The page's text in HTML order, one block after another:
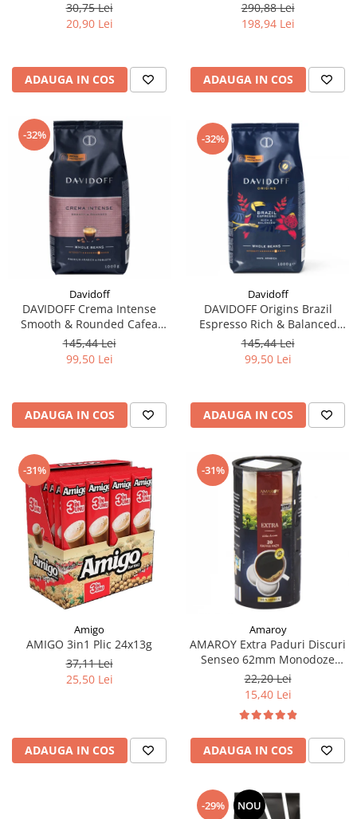
filtre de Ceai
30,75 Lei
20,90 Lei
ADAUGA IN COS
2x1Kg
290,88 Lei
198,94 Lei
ADAUGA IN COS
-32%
Davidoff
DAVIDOFF Crema Intense
Smooth & Rounded Cafea
Boabe 1Kg
145,44 Lei
99,50 Lei
ADAUGA IN COS
-32%
Davidoff
DAVIDOFF Origins Brazil
Espresso Rich & Balanced
Cafea Boabe 1Kg
145,44 Lei
99,50 Lei
ADAUGA IN COS
-31%
Amigo
AMIGO 3in1 Plic 24x13g
37,11 Lei
25,50 Lei
ADAUGA IN COS
-31%
Amaroy
AMAROY Extra Paduri Discuri
Senseo 62mm Monodoze
20buc 140g
22,20 Lei
15,40 Lei
ADAUGA IN COS
-29% NOU